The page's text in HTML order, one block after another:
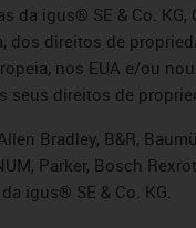
da igus® SE & Co.
direitos de
nos EUA e/ou
seus direitos de
Bradley, B&R,
Parker, Bosch
igus® SE & Co. KG.